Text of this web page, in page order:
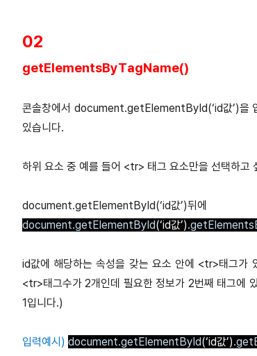
02
getElementsByTagName()
콘솔창에서 document.getElementById(‘id값’)을
있습니다.
하위 요소 중 예를 들어 <tr> 태그 요소만을 선택하고
document.getElementById(‘id값’)
document.getElementById(‘id값’)
id값에 해당하는 속성을 갖는 요소 안에 <tr>태그가
<tr>태그수가 2개인데 필요한 정보가 2번째 태그에
1입니다.)
입력예시) document.getElementById(‘id값’)